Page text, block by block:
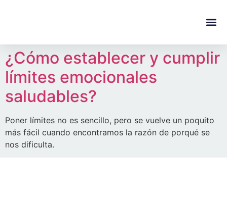
¿Cómo establecer y cumplir
límites emocionales
saludables?
Poner límites no es sencillo, pero se vuelve un poquito
más fácil cuando encontramos la razón de porqué se
nos dificulta.